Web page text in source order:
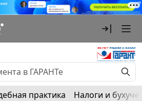
практика Налоги и